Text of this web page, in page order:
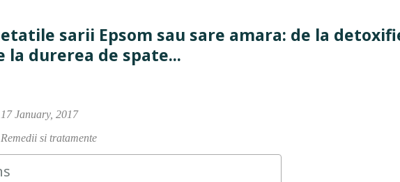
sarii Epsom sau sare amara: de la
la durerea de spate...
January, 2017
si tratamente